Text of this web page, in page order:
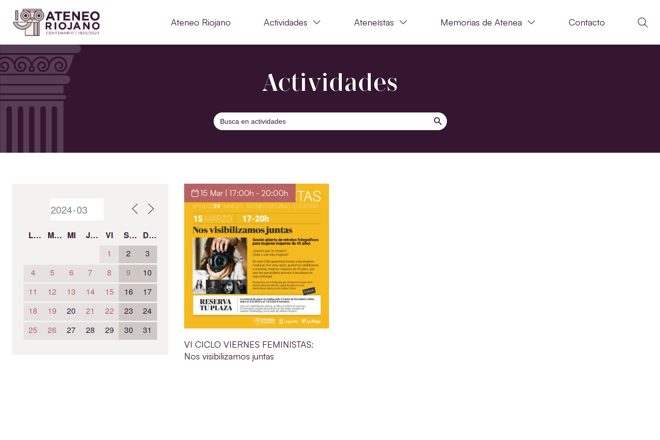
Ateneo Riojano Actividades Ateneístas Memorias de Atenea Contacto
Actividades
Buscar: BOTÓN DE BÚSQUEDA
LU MA MI JU VI SÁ
DO
1
2
3
4
5 6 7 8 9
10
11
12 13 14 15 16
17
18
19 20 21 22 23
24
25
26 27 28 29 30 31
15 Mar | 17:00h - 20:00h
VI CICLO VIERNES FEMINISTAS:
Nos visibilizamos juntas